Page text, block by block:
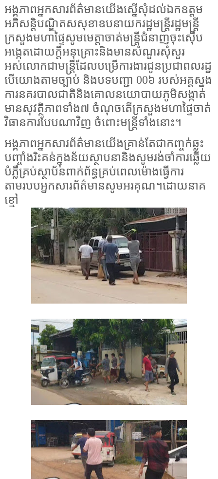
អង្គភាពអ្នកសារព័ត៌មានយើងស្នើសុំដល់ឯកឧត្តម
អភិសន្តិបណ្ឌិតសសុខាឧបនាយករដ្ឋមន្ត្រីរដ្ឋមន្ត្រី
ក្រសួងមហាផ្ទៃសូមមេត្តាចាត់មន្ត្រីជំនាញចុះស៊ើប
អង្កេតដោយក្តីអនុគ្រោះនិងមានសំណួរសុំសួរ
អស់លោកជាមន្ត្រីដែលបម្រើការងារជូនប្រជាពលរដ្ឋ
បើយោងតាមច្បាប់ និងបទបញ្ជា 00៦ របស់អគ្គស្នង
ការនគរបាលជាតិនិងគោលនយោបាយភូមិសង្កាត់
មានសុវត្ថិភាពទាំង៧ ចំណុចតើក្រសួងមហាផ្ទៃចាត់
វិធានការបែបណាវិញ ចំពោះមន្ត្រីទាំងនោះ។
អង្គភាពអ្នកសារព័ត៌មានយើងគ្រាន់តែជាកញ្ចក់ឆ្លុះ
បញ្ចាំងរិះគន់ក្នុងន័យស្ថាបនានិងសូមរង់ចាំការឆ្លើយ
បំភ្លឺគ្រប់ស្ថាប័នពាក់ព័ន្ធគ្រប់ពេលម៉ោងធ្វើការ
តាមរបបអ្នកសារព័ត៌មានសូមអរគុណ។ដោយនាគ
ខ្មៅ